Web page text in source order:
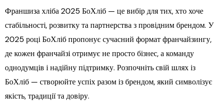
Франшиза хліба 2025 БоХліб — це вибір для тих, хто хоче
стабільності, розвитку та партнерства з провідним брендом. У
2025 році БоХліб пропонує сучасний формат франчайзингу,
де кожен франчайзі отримує не просто бізнес, а команду
однодумців і надійну підтримку. Розпочніть свій шлях із
БоХліб — створюйте успіх разом із брендом, який символізує
якість, традиції та довіру.